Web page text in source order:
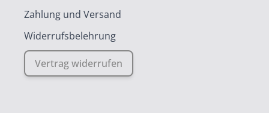
Zahlung und Versand
Widerrufsbelehrung
Vertrag widerrufen